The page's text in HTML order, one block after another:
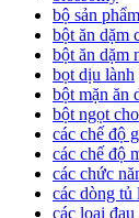
bộ sản
bột ăn dặm
bột ăn dặm
bọt dịu lành
bột mặn ăn
bột ngọt
các chế độ
các chế độ
các chức
các dòng tủ
các loại đau